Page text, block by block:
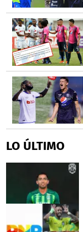
LO ÚLTIMO